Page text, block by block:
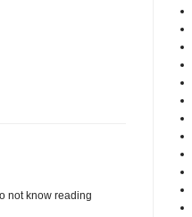
not know reading